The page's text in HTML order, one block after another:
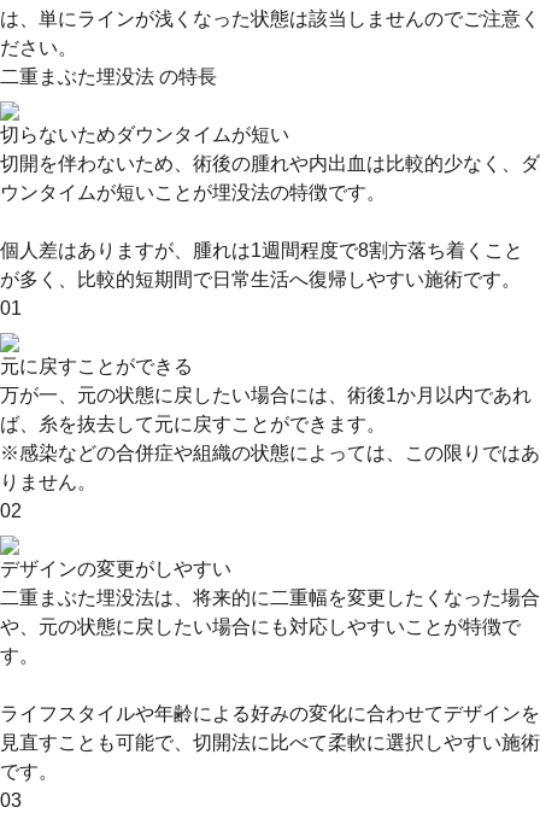
は、単にラインが浅くなった状態は該当しませんのでご注意く
ださい。
二重まぶた埋没法 の特長
切らないためダウンタイムが短い
切開を伴わないため、術後の腫れや内出血は比較的少なく、ダ
ウンタイムが短いことが埋没法の特徴です。
個人差はありますが、腫れは1週間程度で8割方落ち着くこと
が多く、比較的短期間で日常生活へ復帰しやすい施術です。
01
元に戻すことができる
万が一、元の状態に戻したい場合には、術後1か月以内であれ
ば、糸を抜去して元に戻すことができます。
※感染などの合併症や組織の状態によっては、この限りではあ
りません。
02
デザインの変更がしやすい
二重まぶた埋没法は、将来的に二重幅を変更したくなった場合
や、元の状態に戻したい場合にも対応しやすいことが特徴で
す。
ライフスタイルや年齢による好みの変化に合わせてデザインを
見直すことも可能で、切開法に比べて柔軟に選択しやすい施術
です。
03